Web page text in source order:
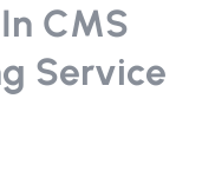
CMS
Service